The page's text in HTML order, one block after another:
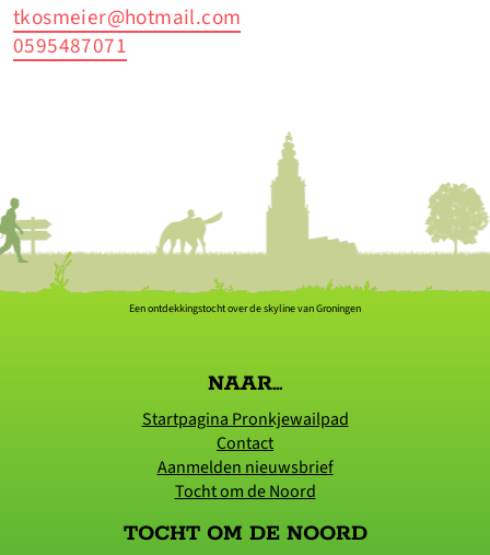
tkosmeier@hotmail.com
0595487071
Een ontdekkingstocht over de skyline van Groningen
NAAR...
Startpagina Pronkjewailpad
Contact
Aanmelden nieuwsbrief
Tocht om de Noord
TOCHT OM DE NOORD